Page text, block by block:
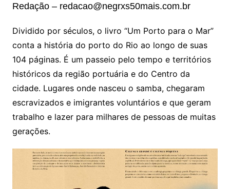
Redação – redacao@negrxs50mais.com.br
Dividido por séculos, o livro “Um Porto para o Mar”
conta a história do porto do Rio ao longo de suas
104 páginas. É um passeio pelo tempo e territórios
históricos da região portuária e do Centro da
cidade. Lugares onde nasceu o samba, chegaram
escravizados e imigrantes voluntários e que geram
trabalho e lazer para milhares de pessoas de muitas
gerações.